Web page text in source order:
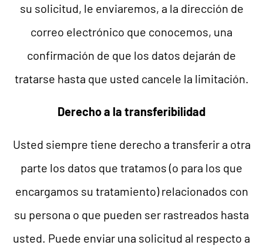
su solicitud, le enviaremos, a la dirección de
correo electrónico que conocemos, una
confirmación de que los datos dejarán de
tratarse hasta que usted cancele la limitación.
Derecho a la transferibilidad
Usted siempre tiene derecho a transferir a otra
parte los datos que tratamos (o para los que
encargamos su tratamiento) relacionados con
su persona o que pueden ser rastreados hasta
usted. Puede enviar una solicitud al respecto a